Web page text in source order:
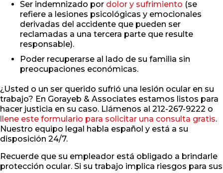
Ser indemnizado por dolor y sufrimiento (se
refiere a lesiones psicológicas y emocionales
derivadas del accidente que pueden ser
reclamadas a una tercera parte que resulte
responsable).
Poder recuperarse al lado de su familia sin
preocupaciones económicas.
¿Usted o un ser querido sufrió una lesión ocular en su
trabajo? En Gorayeb & Associates estamos listos para
hacer justicia en su caso. Llámenos al 212-267-9222 o
llene este formulario para solicitar una consulta gratis.
Nuestro equipo legal habla español y está a su
disposición 24/7.
Recuerde que su empleador está obligado a brindarle
protección ocular. Si su trabajo implica riesgos para sus